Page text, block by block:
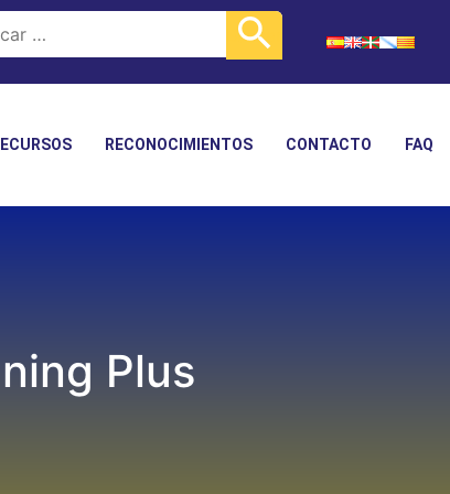
RECONOCIMIENTOS CONTACTO FAQ
Plus